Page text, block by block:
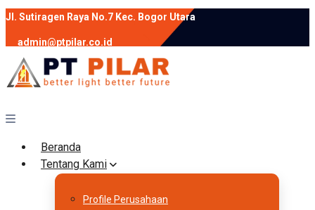
Jl. Sutiragen Raya No.7 Kec. Bogor Utara
admin@ptpilar.co.id
+62 812-9080-0020
instagram facebook
Follow :
Beranda
Tentang Kami
Profile Perusahaan